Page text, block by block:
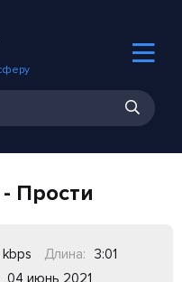
Прости
Длина:
3:01
04 июнь 2021